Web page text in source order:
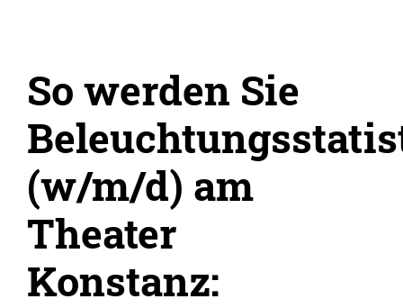
So werden Sie
(w/m/d) am
Theater
Konstanz: